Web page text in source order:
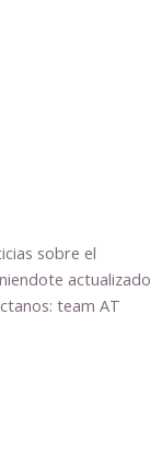
sobre el
actualizado
team AT